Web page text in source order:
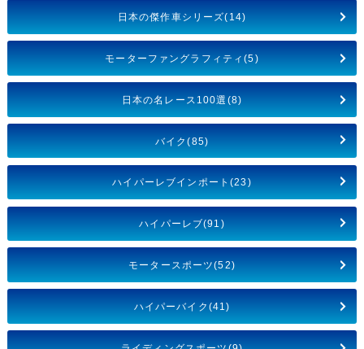
日本の傑作車シリーズ(14)
モーターファングラフィティ(5)
日本の名レース100選(8)
バイク(85)
ハイパーレブインポート(23)
ハイパーレブ(91)
モータースポーツ(52)
ハイパーバイク(41)